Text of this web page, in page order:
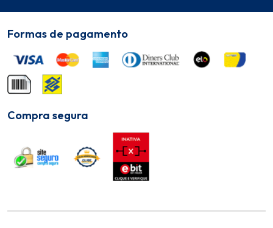
Formas de pagamento
Compra segura